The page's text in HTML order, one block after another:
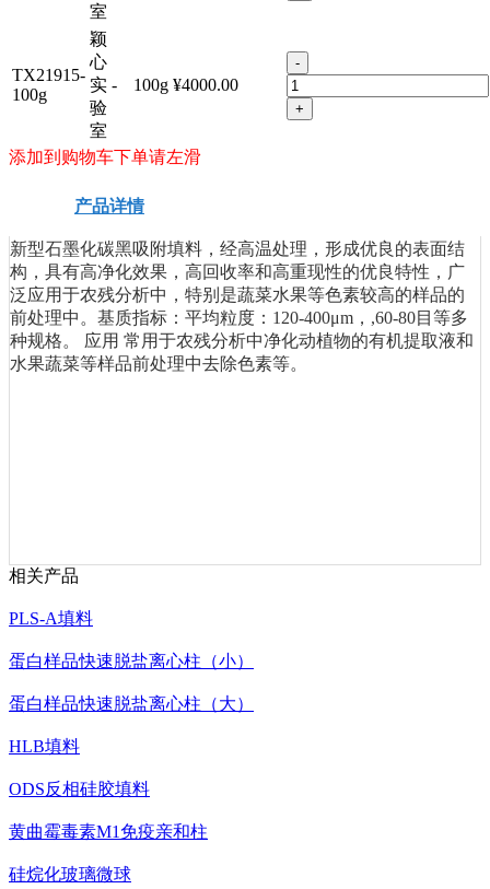
室
TX21915-
100g
颖
心
实
验
室
- 100g ¥4000.00
-
+
添加到购物车下单请左滑
产品详情
新型石墨化碳黑吸附填料，经高温处理，形成优良的表面结
构，具有高净化效果，高回收率和高重现性的优良特性，广
泛应用于农残分析中，特别是蔬菜水果等色素较高的样品的
前处理中。基质指标：平均粒度：120-400μm，,60-80目等多
种规格。 应用 常用于农残分析中净化动植物的有机提取液和
水果蔬菜等样品前处理中去除色素等。
相关产品
PLS-A填料
蛋白样品快速脱盐离心柱（小）
蛋白样品快速脱盐离心柱（大）
HLB填料
ODS反相硅胶填料
黄曲霉毒素M1免疫亲和柱
硅烷化玻璃微球